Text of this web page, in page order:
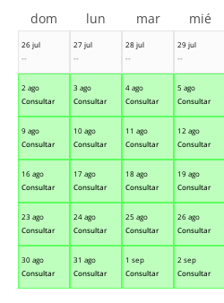
26 jul
--
27 jul
--
28 jul
--
29 jul
--
2 ago
Consultar
3 ago
Consultar
4 ago
Consultar
5 ago
Consultar
9 ago
Consultar
10 ago
Consultar
11 ago
Consultar
12 ago
Consultar
16 ago
Consultar
17 ago
Consultar
18 ago
Consultar
19 ago
Consultar
23 ago
Consultar
24 ago
Consultar
25 ago
Consultar
26 ago
Consultar
30 ago
Consultar
31 ago
Consultar
1 sep
Consultar
2 sep
Consultar
dom lun mar mié